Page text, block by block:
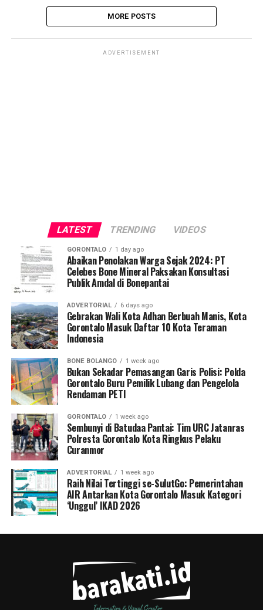
MORE POSTS
ADVERTISEMENT
LATEST TRENDING VIDEOS
GORONTALO 1 day ago
Abaikan Penolakan Warga Sejak 2024: PT
Celebes Bone Mineral Paksakan Konsultasi
Publik Amdal di Bonepantai
ADVERTORIAL 6 days ago
Gebrakan Wali Kota Adhan Berbuah Manis, Kota
Gorontalo Masuk Daftar 10 Kota Teraman
Indonesia
BONE BOLANGO 1 week ago
Bukan Sekadar Pemasangan Garis Polisi: Polda
Gorontalo Buru Pemilik Lubang dan Pengelola
Rendaman PETI
GORONTALO 1 week ago
Sembunyi di Batudaa Pantai: Tim URC Jatanras
Polresta Gorontalo Kota Ringkus Pelaku
Curanmor
ADVERTORIAL 1 week ago
Raih Nilai Tertinggi se-SulutGo: Pemerintahan
AIR Antarkan Kota Gorontalo Masuk Kategori
‘Unggul’ IKAD 2026